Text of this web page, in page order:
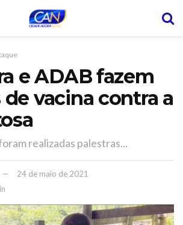
e ADAB fazem
vacina contra a
realizadas palestras...
24 de maio de 2021